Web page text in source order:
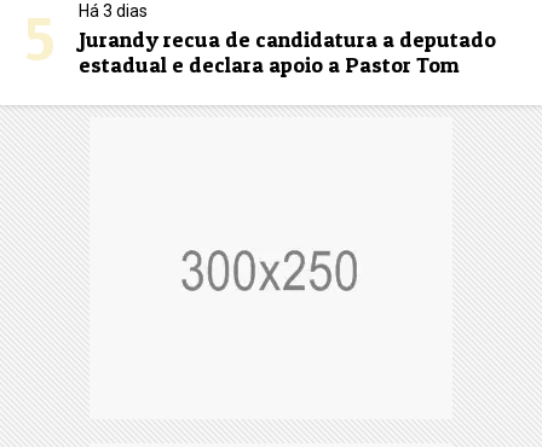
5 Há 3 dias
Jurandy recua de candidatura a deputado
estadual e declara apoio a Pastor Tom